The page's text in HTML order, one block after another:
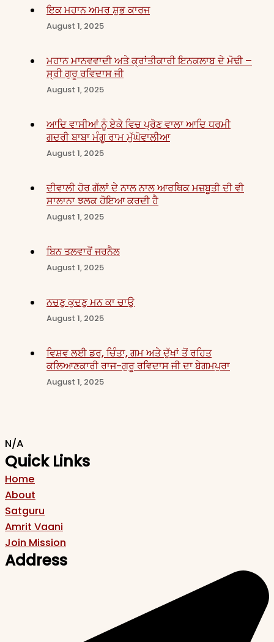
ਇਕ ਮਹਾਨ ਅਮਰ ਸ਼ੁਭ ਕਾਰਜ
August 1, 2025
ਮਹਾਨ ਮਾਨਵਵਾਦੀ ਅਤੇ ਕ੍ਰਾਂਤੀਕਾਰੀ ਇਨਕਲਾਬ ਦੇ ਮੋਢੀ –
ਸ੍ਰੀ ਗੁਰੂ ਰਵਿਦਾਸ ਜੀ
August 1, 2025
ਆਦਿ ਵਾਸੀਆਂ ਨੂੰ ਏਕੇ ਵਿਚ ਪ੍ਰੋਣ ਵਾਲਾ ਆਦਿ ਧਰਮੀ
ਗਦਰੀ ਬਾਬਾ ਮੰਗੂ ਰਾਮ ਮੁੱਘੋਵਾਲੀਆ
August 1, 2025
ਦੀਵਾਲੀ ਹੋਰ ਗੱਲਾਂ ਦੇ ਨਾਲ ਨਾਲ ਆਰਥਿਕ ਮਜ਼ਬੂਤੀ ਦੀ ਵੀ
ਸਾਲਾਨਾ ਝਲਕ ਹੋਇਆ ਕਰਦੀ ਹੈ
August 1, 2025
ਬਿਨ ਤਲਵਾਰੋਂ ਜਰਨੈਲ
August 1, 2025
ਨਚਣੁ ਕੁਦਣੁ ਮਨ ਕਾ ਚਾਉ
August 1, 2025
ਵਿਸ਼ਵ ਲਈ ਡਰ, ਚਿੰਤਾ, ਗਮ ਅਤੇ ਦੁੱਖਾਂ ਤੋਂ ਰਹਿਤ
ਕਲਿਆਣਕਾਰੀ ਰਾਜ-ਗੁਰੂ ਰਵਿਦਾਸ ਜੀ ਦਾ ਬੇਗਮਪੁਰਾ
August 1, 2025
N/A
Quick Links
Home
About
Satguru
Amrit Vaani
Join Mission
Address